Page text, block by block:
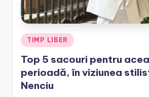
Posted
TIMP LIBER
Top 5 sacouri pentru
perioadă, în viziunea
Nenciu